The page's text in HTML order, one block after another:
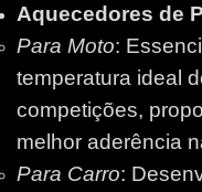
Aquecedores de
Para Moto:
temperatura ideal
competições,
melhor aderência
Para Carro: